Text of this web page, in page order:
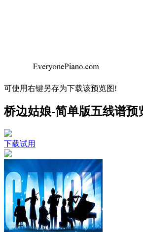
可使用右键另存为下载该预览图!
桥边姑娘-简单版五线谱预
下载试用